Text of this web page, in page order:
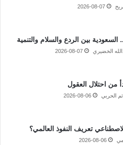
2026-08-07
بين الردع والسلام والتنمية
الخضيري 2026-08-07
من احتلال العقول
الحربي 2026-08-06
تعريف النفوذ العالمي؟
2026-08-06